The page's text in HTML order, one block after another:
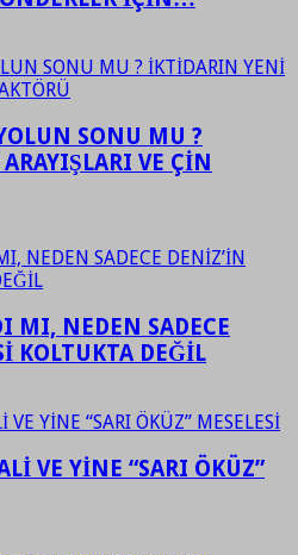
SONU MU ?
VE ÇİN
MI, NEDEN SADECE
KOLTUKTA DEĞİL
VE YİNE “SARI ÖKÜZ”